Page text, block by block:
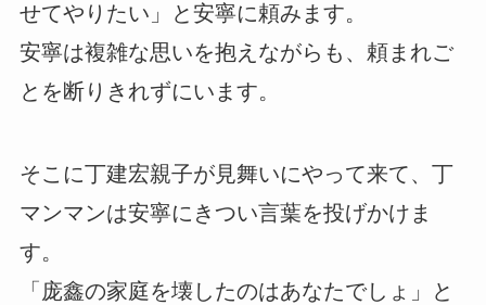
せてやりたい」と安寧に頼みます。
安寧は複雑な思いを抱えながらも、頼まれご
とを断りきれずにいます。
そこに丁建宏親子が見舞いにやって来て、丁
マンマンは安寧にきつい言葉を投げかけま
す。
「庞鑫の家庭を壊したのはあなたでしょ」と